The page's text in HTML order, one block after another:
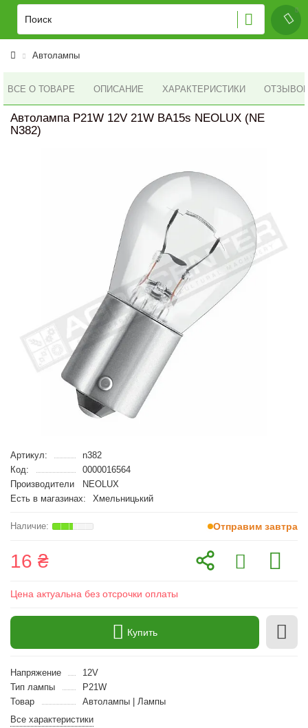
Автолампы
ВСЕ О ТОВАРЕ ОПИСАНИЕ ХАРАКТЕРИСТИКИ ОТЗЫВОВ
Автолампа P21W 12V 21W BA15s NEOLUX (NE
N382)
Артикул:
n382
Код:
0000016564
Производители
NEOLUX
Есть в магазинах:
Хмельницький
Отправим завтра
16 ₴
Цена актуальна без отсрочки оплаты
Купить
Напряжение
12V
Тип лампы
P21W
Товар
Автолампы | Лампы
Все характеристики